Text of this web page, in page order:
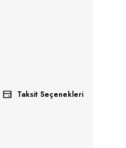
Taksit Seçenekleri